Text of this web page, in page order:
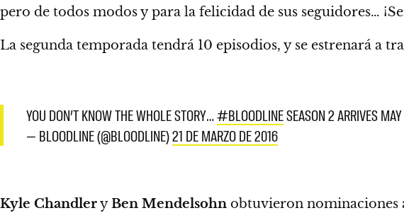
pero de todos modos y para la felicidad de sus seguidores…
La segunda temporada tendrá 10 episodios, y se estrenará a
YOU DON’T KNOW THE WHOLE STORY…#BLOODLINESEASON 2 ARRIVES
— BLOODLINE (@BLOODLINE)21 DE MARZO DE 2016
Kyle ChandleryBen Mendelsohn obtuvieron nominaciones